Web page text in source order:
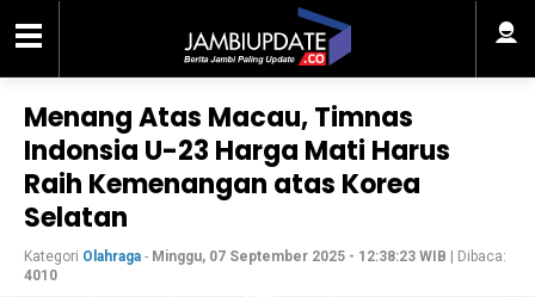
Menang Atas Macau, Timnas
Indonsia U-23 Harga Mati Harus
Raih Kemenangan atas Korea
Selatan
Kategori Olahraga - Minggu, 07 September 2025 - 12:38:23 WIB | Dibaca:
4010